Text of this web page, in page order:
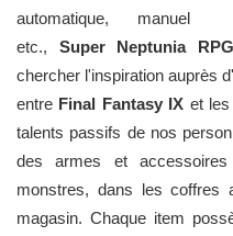
automatique, manuel
etc., Super Neptunia RPG
chercher l'inspiration auprès
entre Final Fantasy IX et
talents passifs de nos
des armes et
monstres, dans les coffres
magasin. Chaque item